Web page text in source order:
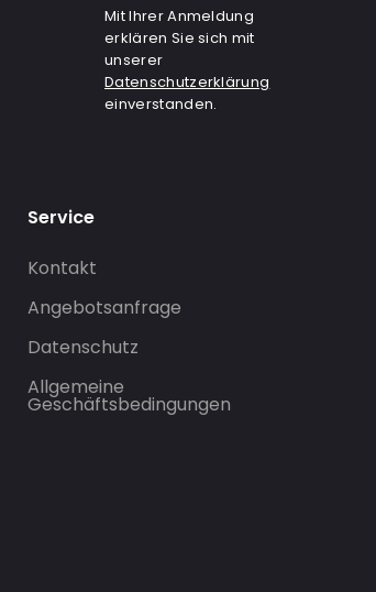
Mit Ihrer Anmeldung
erklären Sie sich mit
unserer
Datenschutzerklärung
einverstanden.
Service
Kontakt
Angebotsanfrage
Datenschutz
Allgemeine
Geschäftsbedingungen